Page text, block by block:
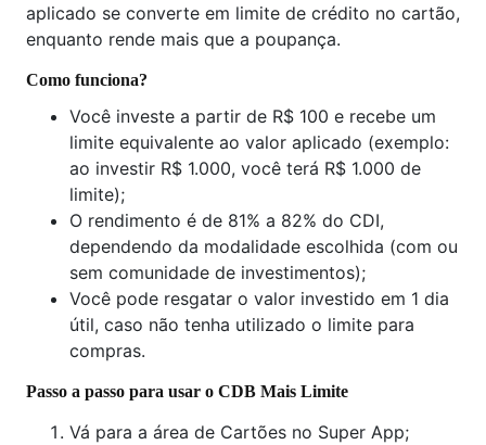
aplicado se converte em limite de crédito no cartão,
enquanto rende mais que a poupança.
Como funciona?
Você investe a partir de R$ 100 e recebe um
limite equivalente ao valor aplicado (exemplo:
ao investir R$ 1.000, você terá R$ 1.000 de
limite);
O rendimento é de 81% a 82% do CDI,
dependendo da modalidade escolhida (com ou
sem comunidade de investimentos);
Você pode resgatar o valor investido em 1 dia
útil, caso não tenha utilizado o limite para
compras.
Passo a passo para usar o CDB Mais Limite
Vá para a área de Cartões no Super App;